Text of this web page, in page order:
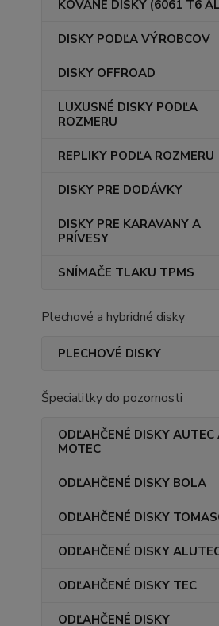
KOVANÉ DISKY (6061 T6
DISKY PODĽA VÝROBCOV
DISKY OFFROAD
LUXUSNÉ DISKY PODĽA
ROZMERU
REPLIKY PODĽA ROZMERU
DISKY PRE DODÁVKY
DISKY PRE KARAVANY A
PRÍVESY
SNÍMAČE TLAKU TPMS
Plechové a hybridné disky
PLECHOVÉ DISKY
Špecialitky do pozornosti
ODĽAHČENÉ DISKY AUTEC
MOTEC
ODĽAHČENÉ DISKY BOLA
ODĽAHČENÉ DISKY
ODĽAHČENÉ DISKY
ODĽAHČENÉ DISKY TEC
ODĽAHČENÉ DISKY